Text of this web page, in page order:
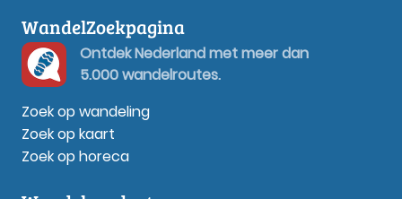
WandelZoekpagina
Ontdek Nederland met meer dan
5.000 wandelroutes.
Zoek op wandeling
Zoek op kaart
Zoek op horeca